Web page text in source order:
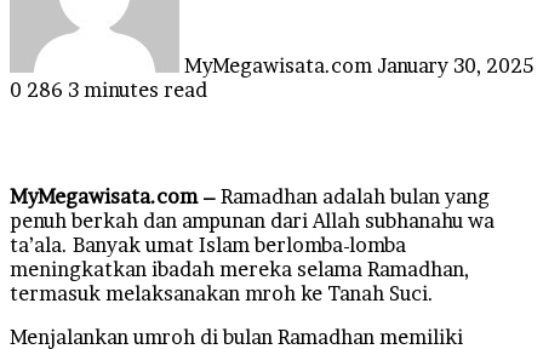
MyMegawisata.com January 30, 2025
0 286 3 minutes read
MyMegawisata.com – Ramadhan adalah bulan yang
penuh berkah dan ampunan dari Allah subhanahu wa
ta’ala. Banyak umat Islam berlomba-lomba
meningkatkan ibadah mereka selama Ramadhan,
termasuk melaksanakan mroh ke Tanah Suci.
Menjalankan umroh di bulan Ramadhan memiliki